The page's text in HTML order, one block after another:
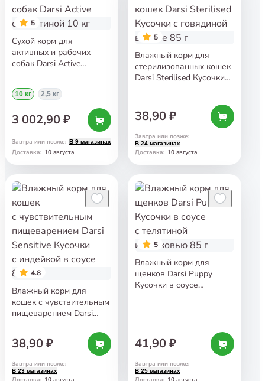
5
Сухой корм для
активных и рабочих
собак Darsi Active
10 кг 2,5 кг
3 002,90 ₽
Завтра или позже: В 9 магазинах
Доставка: 10 августа
5
Влажный корм для
стерилизованных кошек
Darsi Sterilised Кусочки
38,90 ₽
Завтра или позже:
В 24 магазинах
Доставка: 10 августа
4.8
Влажный корм для
кошек с чувствительным
пищеварением Darsi
с индейкой в соусе 85 г
38,90 ₽
Завтра или позже:
В 23 магазинах
5
Влажный корм для
щенков Darsi Puppy
Кусочки в соусе
41,90 ₽
Завтра или позже:
В 25 магазинах